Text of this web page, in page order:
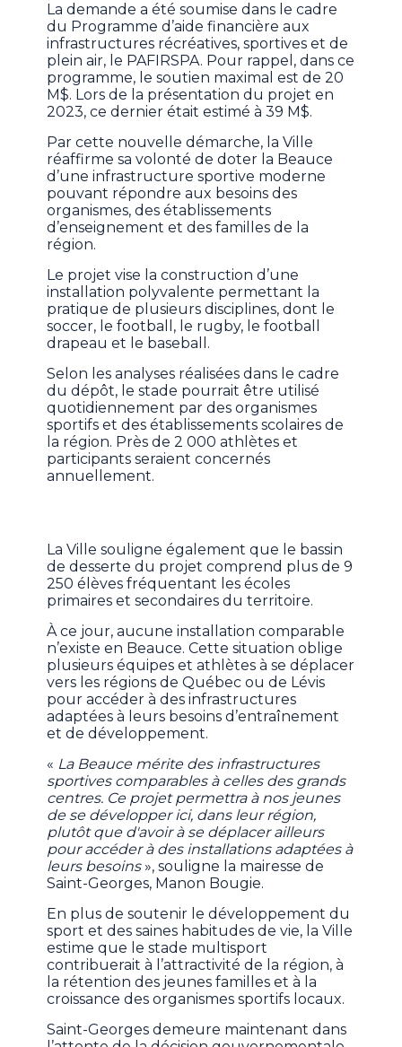
La demande a été soumise dans le cadre
du Programme d’aide financière aux
infrastructures récréatives, sportives et de
plein air, le PAFIRSPA. Pour rappel, dans ce
programme, le soutien maximal est de 20
M$. Lors de la présentation du projet en
2023, ce dernier était estimé à 39 M$.
Par cette nouvelle démarche, la Ville
réaffirme sa volonté de doter la Beauce
d’une infrastructure sportive moderne
pouvant répondre aux besoins des
organismes, des établissements
d’enseignement et des familles de la
région.
Le projet vise la construction d’une
installation polyvalente permettant la
pratique de plusieurs disciplines, dont le
soccer, le football, le rugby, le football
drapeau et le baseball.
Selon les analyses réalisées dans le cadre
du dépôt, le stade pourrait être utilisé
quotidiennement par des organismes
sportifs et des établissements scolaires de
la région. Près de 2 000 athlètes et
participants seraient concernés
annuellement.
La Ville souligne également que le bassin
de desserte du projet comprend plus de 9
250 élèves fréquentant les écoles
primaires et secondaires du territoire.
À ce jour, aucune installation comparable
n’existe en Beauce. Cette situation oblige
plusieurs équipes et athlètes à se déplacer
vers les régions de Québec ou de Lévis
pour accéder à des infrastructures
adaptées à leurs besoins d’entraînement
et de développement.
« La Beauce mérite des infrastructures
sportives comparables à celles des grands
centres. Ce projet permettra à nos jeunes
de se développer ici, dans leur région,
plutôt que d'avoir à se déplacer ailleurs
pour accéder à des installations adaptées à
leurs besoins», souligne la mairesse de
Saint-Georges, Manon Bougie.
En plus de soutenir le développement du
sport et des saines habitudes de vie, la Ville
estime que le stade multisport
contribuerait à l’attractivité de la région, à
la rétention des jeunes familles et à la
croissance des organismes sportifs locaux.
Saint-Georges demeure maintenant dans